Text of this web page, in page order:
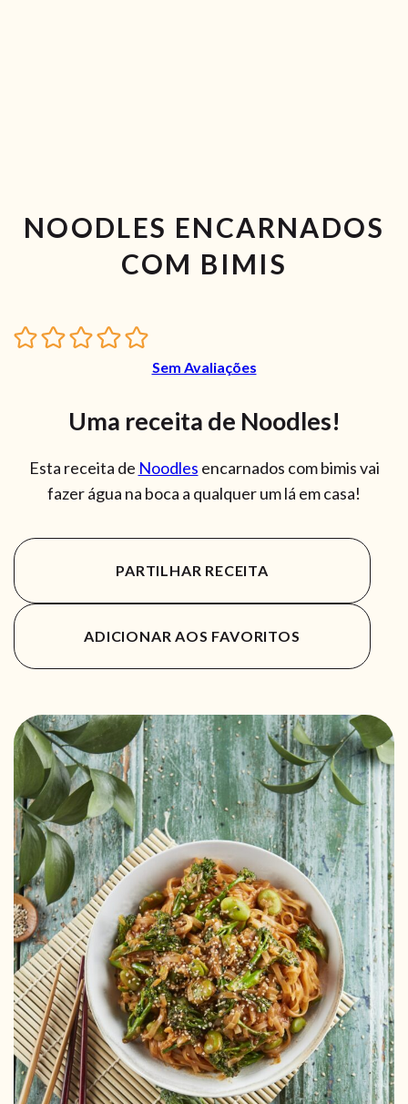
NOODLES ENCARNADOS
COM BIMIS
Sem Avaliações
Uma receita de Noodles!
Esta receita de Noodles encarnados com bimis vai
fazer água na boca a qualquer um lá em casa!
PARTILHAR RECEITA
ADICIONAR AOS FAVORITOS